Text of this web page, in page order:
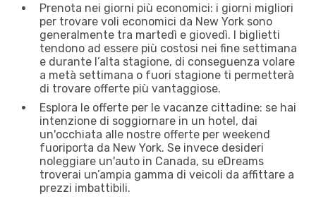
Prenota nei giorni più economici: i giorni migliori
per trovare voli economici da New York sono
generalmente tra martedì e giovedì. I biglietti
tendono ad essere più costosi nei fine settimana
e durante l’alta stagione, di conseguenza volare
a metà settimana o fuori stagione ti permetterà
di trovare offerte più vantaggiose.
Esplora le offerte per le vacanze cittadine: se hai
intenzione di soggiornare in un hotel, dai
un'occhiata alle nostre offerte per weekend
fuoriporta da New York. Se invece desideri
noleggiare un'auto in Canada, su eDreams
troverai un’ampia gamma di veicoli da affittare a
prezzi imbattibili.